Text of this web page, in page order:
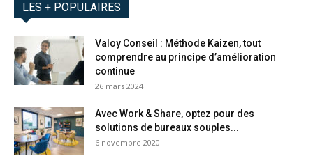
LES + POPULAIRES
Valoy Conseil : Méthode Kaizen, tout
comprendre au principe d’amélioration
continue
26 mars 2024
Avec Work & Share, optez pour des
solutions de bureaux souples...
6 novembre 2020